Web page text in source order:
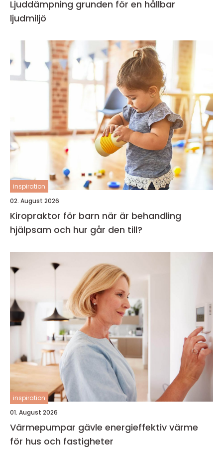
Ljuddämpning grunden för en hållbar
ljudmiljö
inspiration
02. August 2026
Kiropraktor för barn när är behandling
hjälpsam och hur går den till?
inspiration
01. August 2026
Värmepumpar gävle energieffektiv värme
för hus och fastigheter